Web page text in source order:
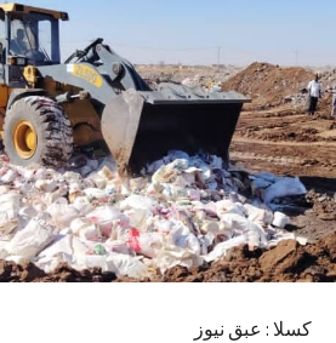
كسلا : عبق نيوز